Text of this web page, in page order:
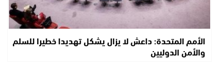
الأمم المتحدة: داعش لا يزال يشكل تهديدا خطيرا للسلم
والأمن الدوليين